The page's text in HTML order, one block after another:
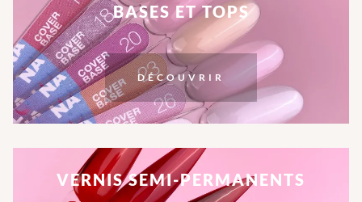
BASES ET TOPS
DÉCOUVRIR
VERNIS SEMI-PERMANENTS